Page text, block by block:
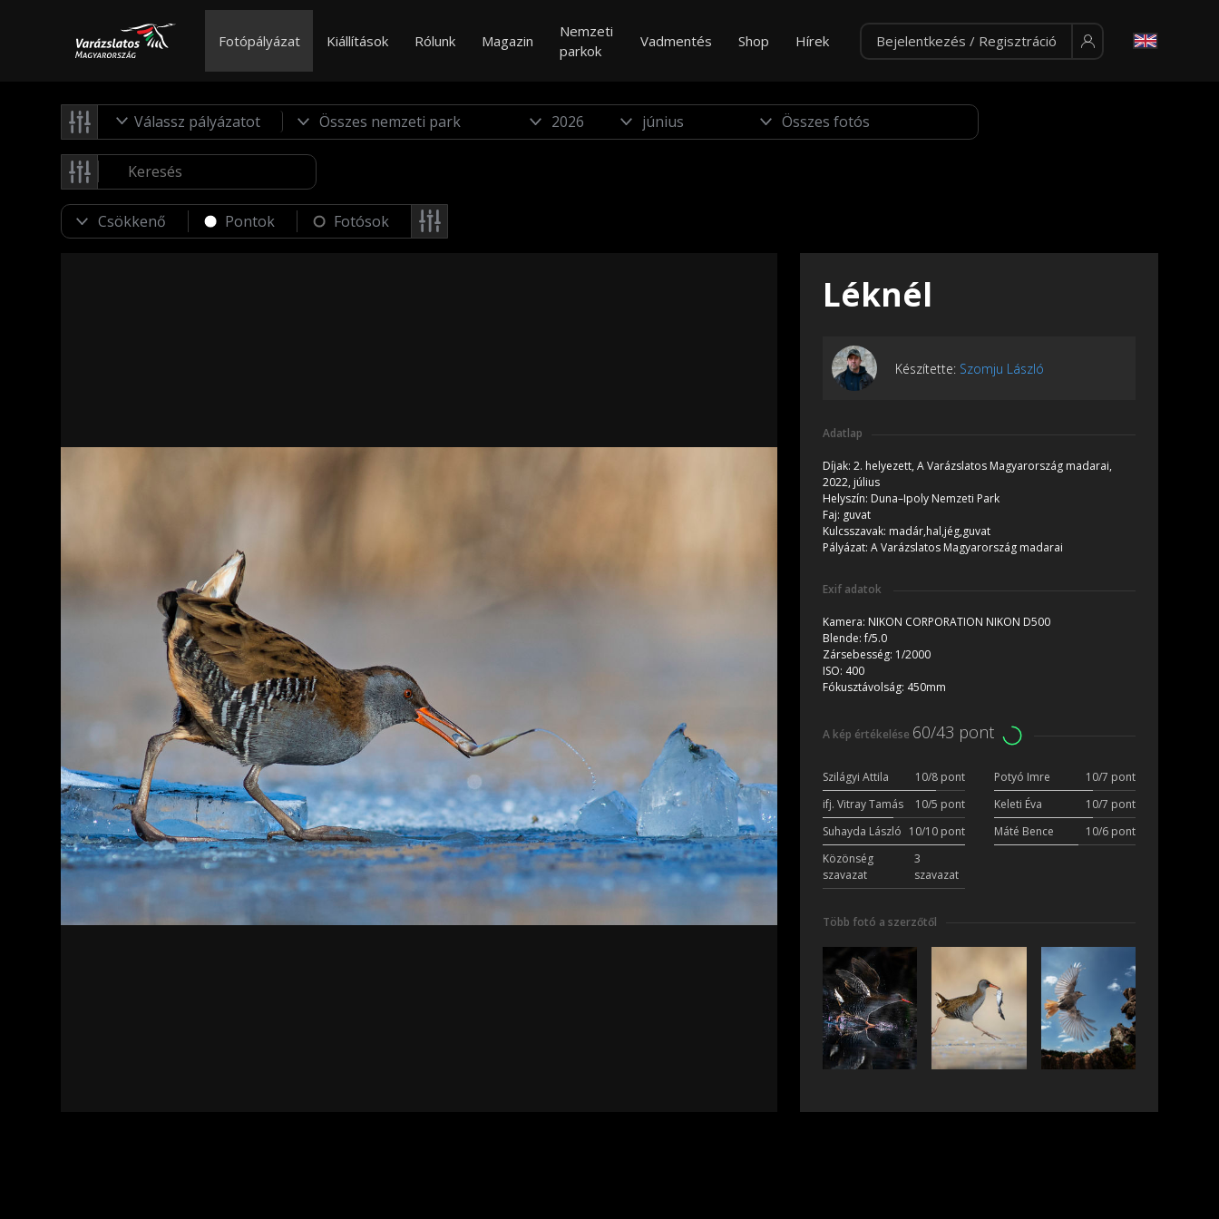
Fotópályázat Kiállítások Rólunk Magazin
Nemzeti
parkok
Vadmentés Shop Hírek Bejelentkezés / Regisztráció
Válassz pályázatot
Pontok Fotósok
Léknél
Készítette: Szomju László
Adatlap
Díjak: 2. helyezett, A Varázslatos Magyarország madarai,
2022, július
Helyszín: Duna–Ipoly Nemzeti Park
Faj: guvat
Kulcsszavak: madár,hal,jég,guvat
Pályázat: A Varázslatos Magyarország madarai
Exif adatok
Kamera: NIKON CORPORATION NIKON D500
Blende:f/5.0
Zársebesség: 1/2000
ISO: 400
Fókusztávolság: 450mm
A kép értékelése 60/43 pont
Szilágyi Attila 10/8 pont Potyó Imre
10/7 pont
ifj. Vitray Tamás
10/5 pont Keleti Éva
10/7 pont
Suhayda László 10/10 pont Máté Bence
10/6 pont
Közönség
szavazat
3
szavazat
Több fotó a szerzőtől